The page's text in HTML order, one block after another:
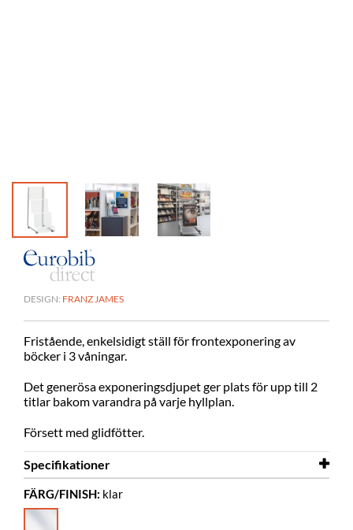
DESIGN: FRANZ JAMES
Fristående, enkelsidigt ställ för frontexponering av
böcker i 3 våningar.
Det generösa exponeringsdjupet ger plats för upp till 2
titlar bakom varandra på varje hyllplan.
Försett med glidfötter.
Specifikationer
Bredd
Djup
FÄRG/FINISH: klar